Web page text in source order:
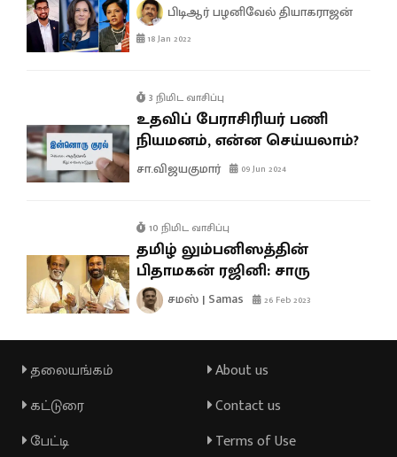
பிடிஆர் பழனிவேல் தியாகராஜன்
18 Jan 2022
3 நிமிட வாசிப்பு
உதவிப் பேராசிரியர் பணி
நியமனம், என்ன செய்யலாம்?
சா.விஜயகுமார் 09 Jun 2024
10 நிமிட வாசிப்பு
தமிழ் லும்பனிஸத்தின்
பிதாமகன் ரஜினி: சாரு
சமஸ் | Samas 26 Feb 2023
தலையங்கம்
கட்டுரை
பேட்டி
About us
Contact us
Terms of Use